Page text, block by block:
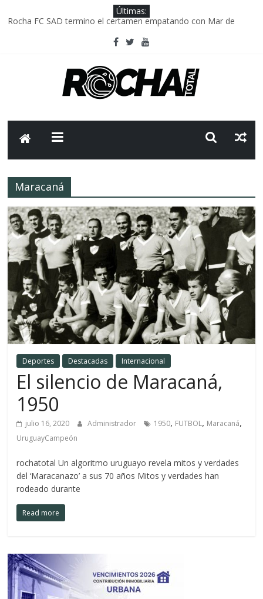
Últimas:
Rocha FC SAD termino el certamen empatando con Mar de
Delegación parlamentaria uruguaya llega a Israel; el Frente
Caso Charles Carrera: la causa que sobrevivió al paso del tiempo
Criminalidad en Uruguay: menos delitos,los homicidios son lo
Maracaná
Deportes Destacadas Internacional
El silencio de Maracaná,
1950
julio 16, 2020 Administrador 1950, FUTBOL, Maracaná,
UruguayCampeón
rochatotal Un algoritmo uruguayo revela mitos y verdades
del ‘Maracanazo’ a sus 70 años Mitos y verdades han
rodeado durante
Read more